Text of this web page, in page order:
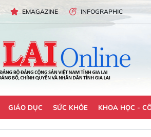
EMAGAZINE INFOGRAPHIC
GIÁO DỤC SỨC KHỎE KHOA HỌC -